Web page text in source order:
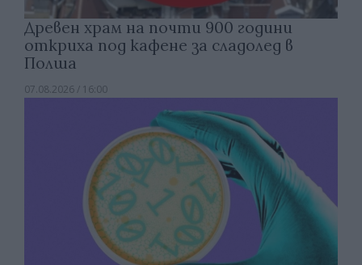
Древен храм на почти 900 години
откриха под кафене за сладолед в
Полша
07.08.2026 / 16:00